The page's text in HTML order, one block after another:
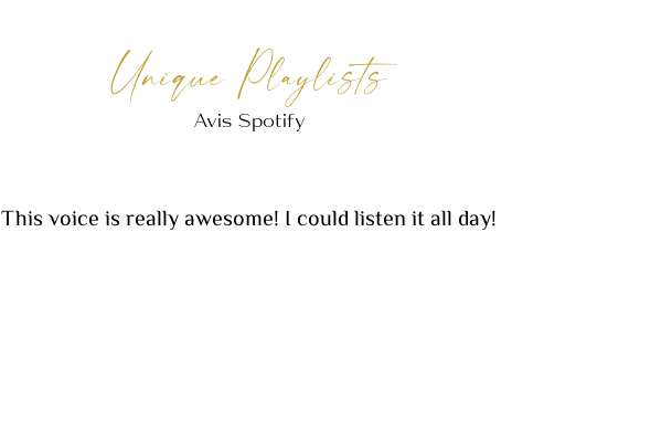
Unique Playlists
Avis Spotify
This voice is really awesome! I could listen it all day!